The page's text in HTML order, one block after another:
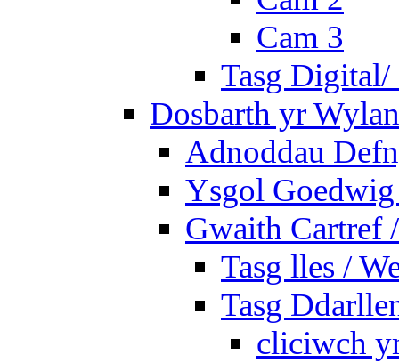
Cam 3
Tasg
Dosbarth yr
Adnoddau
Ysgol
Gwaith Cartref
Tasg lles /
Tasg
cliciwch